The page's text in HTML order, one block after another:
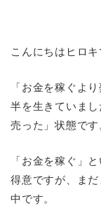
こんにちはヒロキ
「お金を稼ぐよ
半を生きていま
売った」状態です
「お金を稼ぐ」
得意ですが、ま
中です。